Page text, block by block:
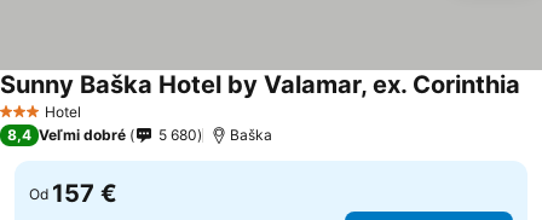
3 Počet hviezdičiek
Hotel
Sunny Baška Hotel by Valamar, ex. Corinthia
8,4 Veľmi dobré 5 680 Baška
Od 157 €